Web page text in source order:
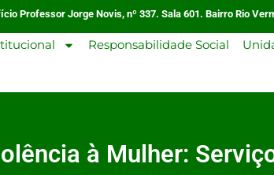
Professor Jorge Novis, nº 337. Sala 601. Bairro Rio
Responsabilidade Social
à Mulher: